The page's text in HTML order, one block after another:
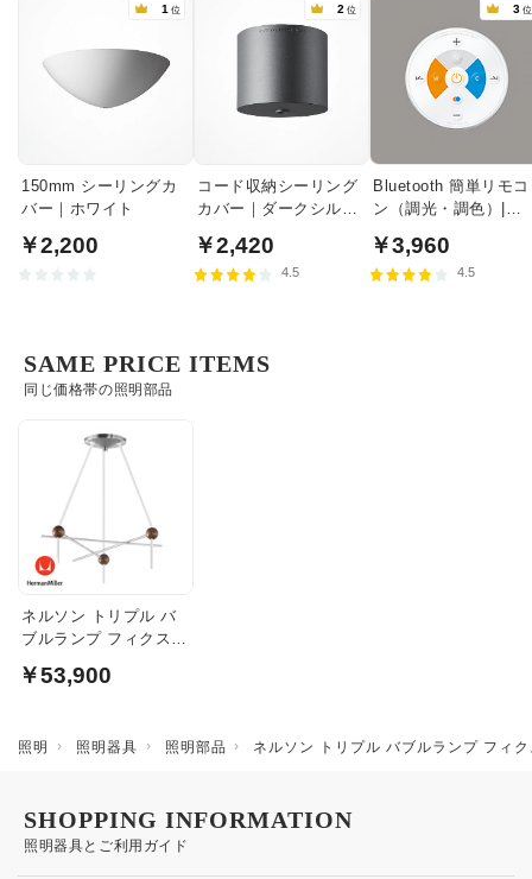
1 位
150mm シーリングカ
バー｜ホワイト
￥2,200
2 位
コード収納シーリング
カバー｜ダークシルバ
￥2,420
4.5
3 位
Bluetooth 簡単リモコ
ン（調光・調色）|
￥3,960
4.5
同じ価格帯の照明部品
SAME PRICE ITEMS
ネルソン トリプル バ
ブルランプ フィクスチ
￥53,900
照明 照明器具 照明部品 ネルソン トリプル バブルランプ フィ
照明器具とご利用ガイド
SHOPPING INFORMATION